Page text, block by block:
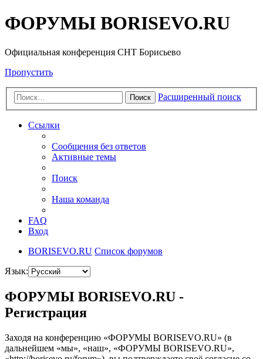
ФОРУМЫ BORISEVO.RU
Официальная конференция СНТ Борисьево
Пропустить
Поиск Расширенный поиск
Ссылки
Сообщения без ответов
Активные темы
Поиск
Наша команда
FAQ
Вход
BORISEVO.RU Список форумов
Язык:
ФОРУМЫ BORISEVO.RU -
Регистрация
Заходя на конференцию «ФОРУМЫ BORISEVO.RU» (в
дальнейшем «мы», «наш», «ФОРУМЫ BORISEVO.RU»,